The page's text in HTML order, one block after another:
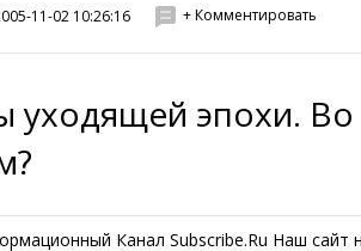
11-02 10:26:16 + Комментировать
уходящей эпохи.
Канал Subscribe.Ru Наш